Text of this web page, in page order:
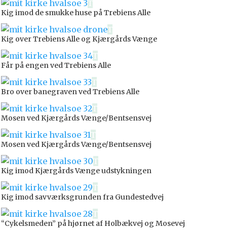
Kig imod de smukke huse på Trebiens Alle
Kig over Trebiens Alle og Kjærgårds Vænge
Får på engen ved Trebiens Alle
Bro over banegraven ved Trebiens Alle
Mosen ved Kjærgårds Vænge/Bentsensvej
Mosen ved Kjærgårds Vænge/Bentsensvej
Kig imod Kjærgårds Vænge udstykningen
Kig imod savværksgrunden fra Gundestedvej
“Cykelsmeden” på hjørnet af Holbækvej og Mosevej